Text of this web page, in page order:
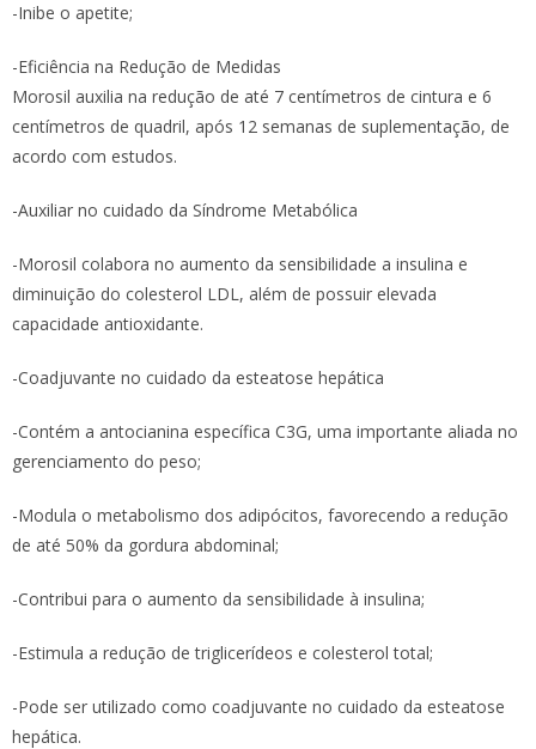
-Inibe o apetite;
-Eficiência na Redução de Medidas
Morosil auxilia na redução de até 7 centímetros de cintura e 6
centímetros de quadril, após 12 semanas de suplementação, de
acordo com estudos.
-Auxiliar no cuidado da Síndrome Metabólica
-Morosil colabora no aumento da sensibilidade a insulina e
diminuição do colesterol LDL, além de possuir elevada
capacidade antioxidante.
-Coadjuvante no cuidado da esteatose hepática
-Contém a antocianina específica C3G, uma importante aliada no
gerenciamento do peso;
-Modula o metabolismo dos adipócitos, favorecendo a redução
de até 50% da gordura abdominal;
-Contribui para o aumento da sensibilidade à insulina;
-Estimula a redução de triglicerídeos e colesterol total;
-Pode ser utilizado como coadjuvante no cuidado da esteatose
hepática.